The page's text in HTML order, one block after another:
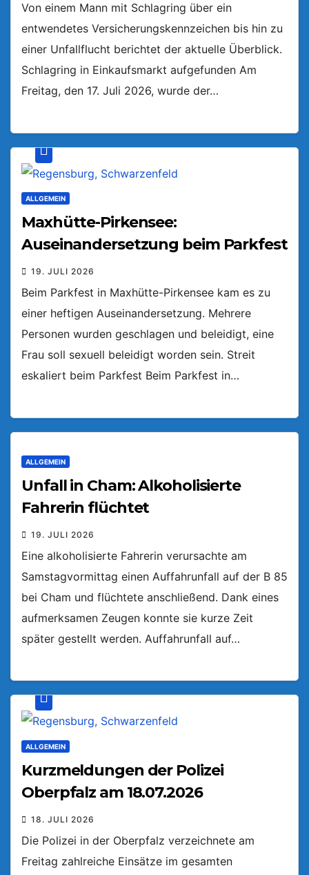
Von einem Mann mit Schlagring über ein
entwendetes Versicherungskennzeichen bis hin zu
einer Unfallflucht berichtet der aktuelle Überblick.
Schlagring in Einkaufsmarkt aufgefunden Am
Freitag, den 17. Juli 2026, wurde der…
ALLGEMEIN
Maxhütte-Pirkensee:
Auseinandersetzung beim Parkfest
19. JULI 2026
Beim Parkfest in Maxhütte-Pirkensee kam es zu
einer heftigen Auseinandersetzung. Mehrere
Personen wurden geschlagen und beleidigt, eine
Frau soll sexuell beleidigt worden sein. Streit
eskaliert beim Parkfest Beim Parkfest in…
ALLGEMEIN
Unfall in Cham: Alkoholisierte
Fahrerin flüchtet
19. JULI 2026
Eine alkoholisierte Fahrerin verursachte am
Samstagvormittag einen Auffahrunfall auf der B 85
bei Cham und flüchtete anschließend. Dank eines
aufmerksamen Zeugen konnte sie kurze Zeit
später gestellt werden. Auffahrunfall auf…
ALLGEMEIN
Kurzmeldungen der Polizei
Oberpfalz am 18.07.2026
18. JULI 2026
Die Polizei in der Oberpfalz verzeichnete am
Freitag zahlreiche Einsätze im gesamten